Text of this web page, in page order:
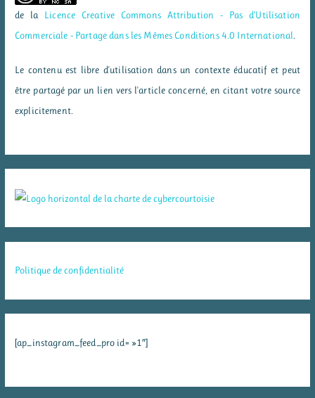
de la Licence Creative Commons Attribution - Pas d’Utilisation
Commerciale - Partage dans les Mêmes Conditions 4.0 International.
Le contenu est libre d'utilisation dans un contexte éducatif et peut
être partagé par un lien vers l'article concerné, en citant votre source
explicitement.
Politique de confidentialité
[ap_instagram_feed_pro id= »1″]